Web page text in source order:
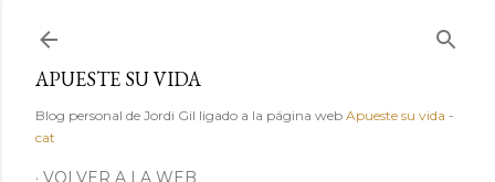
APUESTE SU VIDA
Blog personal de Jordi Gil ligado a la página web Apueste su vida -
cat
VOLVER A LA WEB